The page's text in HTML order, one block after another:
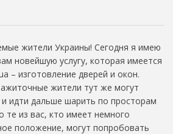
жители Украины! Сегодня я имею
новейшую услугу, которая имеется
– изготовление дверей и окон.
жители тут же могут
и идти дальше шарить по просторам
те из вас, кто имеет немного
положение, могут попробовать